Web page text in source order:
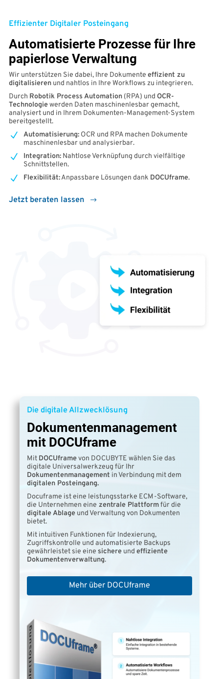
Effizienter Digitaler Posteingang
Automatisierte Prozesse für Ihre
papierlose Verwaltung
Wir unterstützen Sie dabei, Ihre Dokumente effizient zu
digitalisieren und nahtlos in Ihre Workflows zu integrieren.
Durch Robotik Process Automation (RPA) und OCR-
Technologiewerden Daten maschinenlesbar gemacht,
analysiert und in Ihrem Dokumenten-Management-System
bereitgestellt.
Automatisierung: OCR und RPA machen Dokumente
maschinenlesbar und analysierbar.
Integration: Nahtlose Verknüpfung durch vielfältige
Schnittstellen.
Flexibilität:Anpassbare Lösungen dank DOCUframe.
Jetzt beraten lassen
Die digitale Allzwecklösung
Dokumentenmanagement
mit DOCUframe
Mit DOCUframevon DOCUBYTE wählen Sie das
digitale Universalwerkzeug für Ihr
Dokumentenmanagement in Verbindung mit dem
digitalen Posteingang.
Docuframe ist eine leistungsstarke ECM-Software,
die Unternehmen eine zentrale Plattformfür die
digitale Ablage und Verwaltung von Dokumenten
bietet.
Mit intuitiven Funktionen für Indexierung,
Zugriffskontrolle und automatisierte Backups
gewährleistet sie eine sichere und effiziente
Dokumentenverwaltung.
Mehr über DOCUframe